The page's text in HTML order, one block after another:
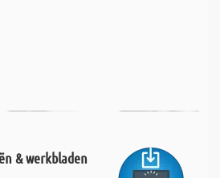
& werkbladen